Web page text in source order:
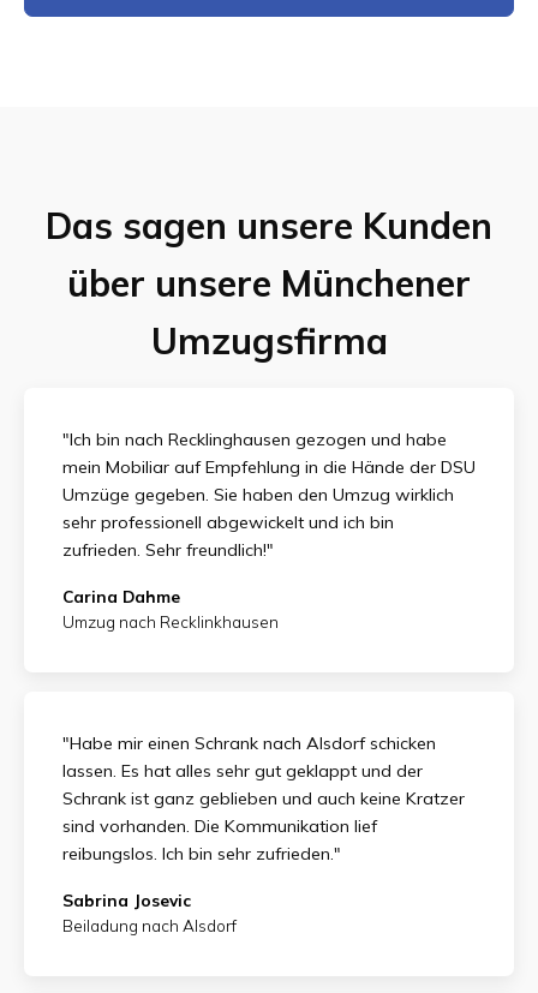
Das sagen unsere Kunden
über unsere Münchener
Umzugsfirma
"Ich bin nach Recklinghausen gezogen und habe
mein Mobiliar auf Empfehlung in die Hände der DSU
Umzüge gegeben. Sie haben den Umzug wirklich
sehr professionell abgewickelt und ich bin
zufrieden. Sehr freundlich!"
Carina Dahme
Umzug nach Recklinkhausen
"Habe mir einen Schrank nach Alsdorf schicken
lassen. Es hat alles sehr gut geklappt und der
Schrank ist ganz geblieben und auch keine Kratzer
sind vorhanden. Die Kommunikation lief
reibungslos. Ich bin sehr zufrieden."
Sabrina Josevic
Beiladung nach Alsdorf